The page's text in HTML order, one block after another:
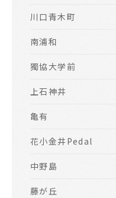
川口青木町
南浦和
獨協大学前
上石神井
亀有
花小金井Pedal
中野島
藤が丘